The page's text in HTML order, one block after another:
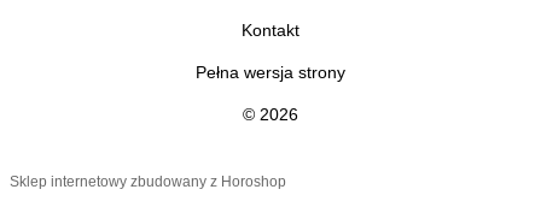
Kontakt
Pełna wersja strony
© 2026
Sklep internetowy zbudowany z Horoshop